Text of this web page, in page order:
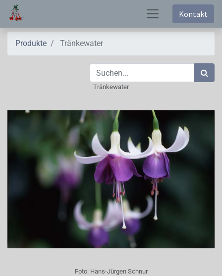
Kontakt
Produkte Tränkewater
Tränkewater
Foto: Hans-Jürgen Schnur